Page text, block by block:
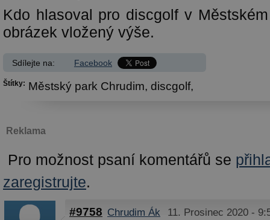
Kdo hlasoval pro discgolf v
obrázek vložený výše.
Sdílejte na: Facebook
Štítky: Městský park Chrudim, discgolf,
Reklama
Pro možnost psaní komentářů se
zaregistrujte.
#9758 Chrudim Ák 11. Prosinec 2020 -